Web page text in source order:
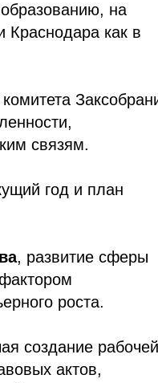
на
Краснодара как в
связям.
год и план
, развитие сферы
роста.
создание рабочей
актов,